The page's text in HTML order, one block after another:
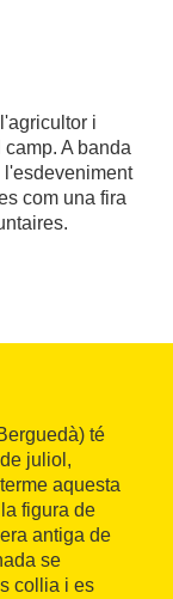
i
A banda
l'esdeveniment
com una fira
té
juliol,
aquesta
figura de
antiga de
se
collia i es